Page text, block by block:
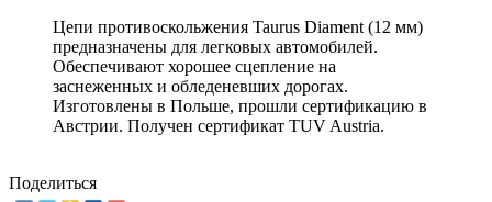
Цепи противоскольжения Taurus Diament (12 мм)
предназначены для легковых автомобилей.
Обеспечивают хорошее сцепление на
заснеженных и обледеневших дорогах.
Изготовлены в Польше, прошли сертификацию в
Австрии. Получен сертификат TUV Austria.
Поделиться